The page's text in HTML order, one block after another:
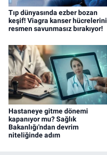
Tıp dünyasında ezber bozan
keşif! Viagra kanser hücrelerini
resmen savunmasız bırakıyor!
Hastaneye gitme dönemi
kapanıyor mu? Sağlık
Bakanlığı'ndan devrim
niteliğinde adım